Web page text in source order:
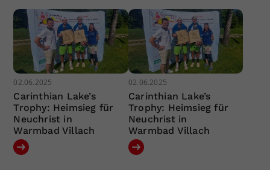
02.06.2025
Carinthian Lake’s
Trophy: Heimsieg für
Neuchrist in
Warmbad Villach
02.06.2025
Carinthian Lake’s
Trophy: Heimsieg für
Neuchrist in
Warmbad Villach